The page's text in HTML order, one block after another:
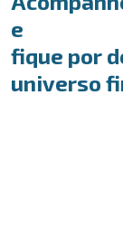
e
fique por
universo